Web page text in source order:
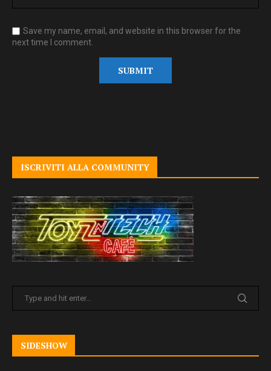
Save my name, email, and website in this browser for the
next time I comment.
ISCRIVITI ALLA COMMUNITY
SIDESHOW